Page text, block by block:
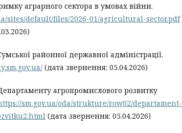
аграрного сектора в умовах війни.
sites/default/files/2026-01/agricultural-sector.pdf
районної державної адміністрації.
(дата звернення: 05.04.2026)
агропромислового розвитку
sm.gov.ua/oda/strukture/row02/departament-
(дата звернення: 05.04.2026)